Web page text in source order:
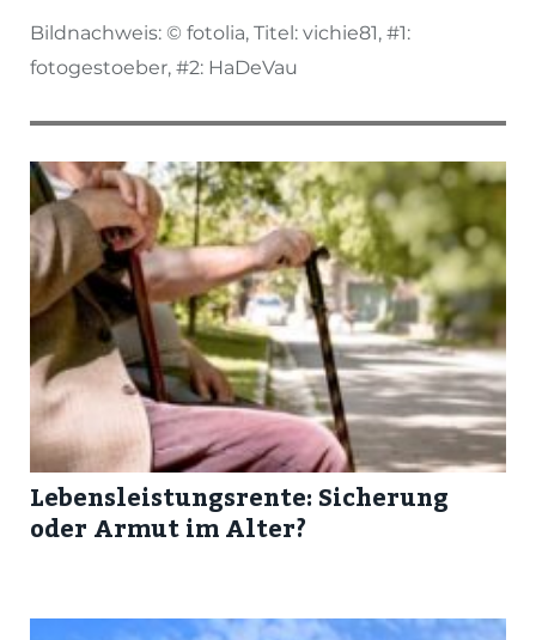
Bildnachweis: © fotolia, Titel: vichie81, #1:
fotogestoeber, #2: HaDeVau
Lebensleistungsrente: Sicherung
oder Armut im Alter?